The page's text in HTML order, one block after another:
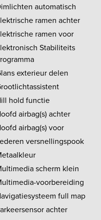
automatisch
ramen achter
ramen voor
Stabiliteits
exterieur delen
hold functie
airbag(s) achter
airbag(s) voor
versnellingspook
scherm klein
voorbereiding
full map
achter